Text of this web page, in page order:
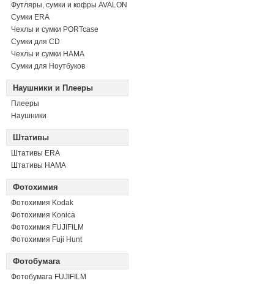
Футляры, сумки и кофры AVALON
Сумки ERA
Чехлы и сумки PORTcase
Сумки для CD
Чехлы и сумки HAMA
Сумки для Ноутбуков
Наушники и Плееры
Плееры
Наушники
Штативы
Штативы ERA
Штативы HAMA
Фотохимия
Фотохимия Kodak
Фотохимия Konica
Фотохимия FUJIFILM
Фотохимия Fuji Hunt
Фотобумага
Фотобумага FUJIFILM